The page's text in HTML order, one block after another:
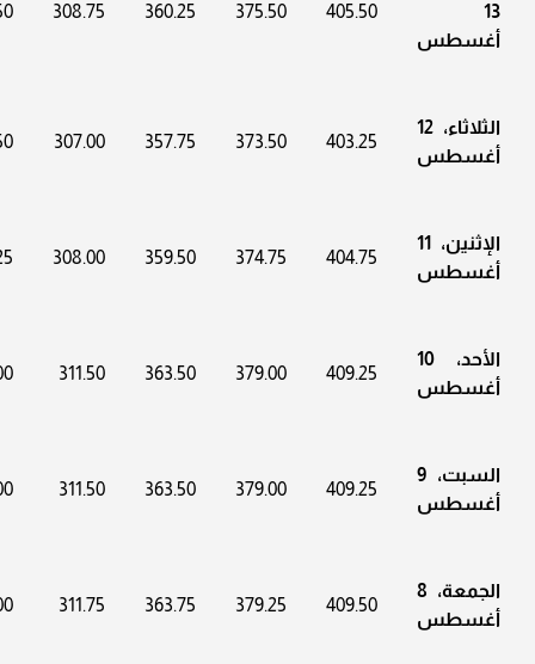
13
أغسطس
405.50
375.50
360.25
308.75
الثلاثاء، 12
أغسطس
403.25
373.50
357.75
307.00
الإثنين، 11
أغسطس
404.75
374.75
359.50
308.00
الأحد، 10
أغسطس
409.25
379.00
363.50
311.50
السبت، 9
أغسطس
409.25
379.00
363.50
311.50
الجمعة، 8
أغسطس
409.50
379.25
363.75
311.75